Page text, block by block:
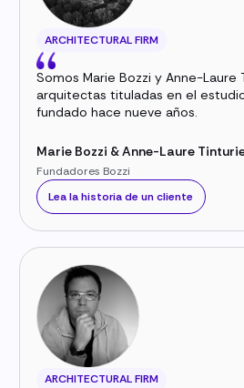
ARCHITECTURAL FIRM
Somos Marie Bozzi y Anne-Laure
arquitectas tituladas en el
fundado hace nueve años.
Marie Bozzi & Anne-Laure
Fundadores Bozzi
Lea la historia de un cliente
ARCHITECTURAL FIRM